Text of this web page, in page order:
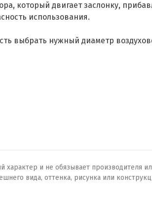
который двигает заслонку,
использования.
выбрать нужный диаметр
и не обязывает производителя
вида, оттенка, рисунка или